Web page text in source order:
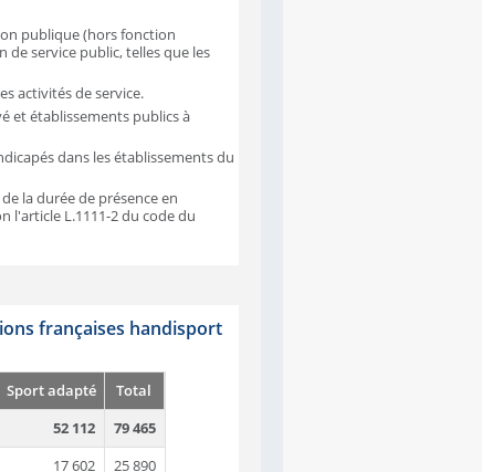
publique (hors fonction
de service public, telles que les
activités de service.
et établissements publics à
dans les établissements du
la durée de présence en
l'article L.1111-2 du code du
françaises handisport
Sport adapté
Total
52 112
79 465
17 602 25 890